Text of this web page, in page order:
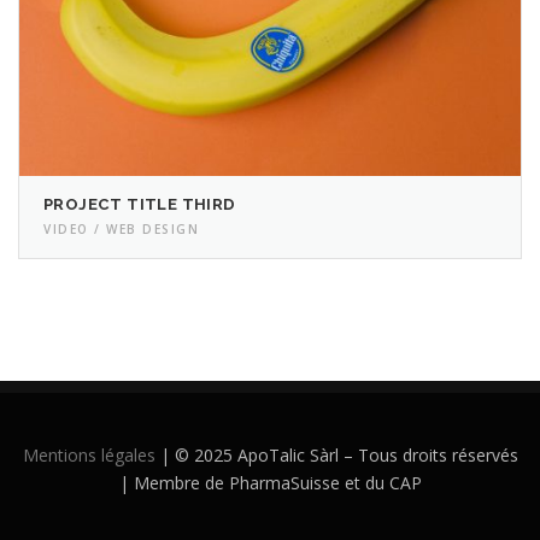
PROJECT TITLE THIRD
VIDEO / WEB DESIGN
Mentions légales | © 2025 ApoTalic Sàrl – Tous droits réservés
| Membre de PharmaSuisse et du CAP